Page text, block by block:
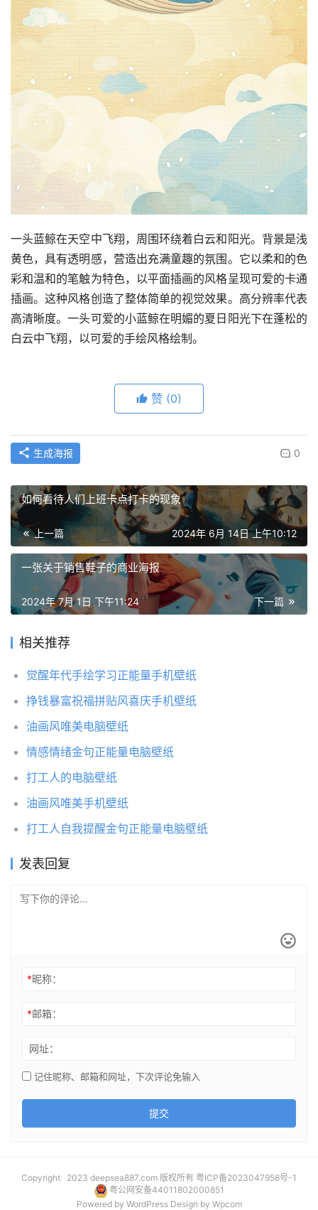
一头蓝鲸在天空中飞翔，周围环绕着白云和阳光。背景是浅
黄色，具有透明感，营造出充满童趣的氛围。它以柔和的色
彩和温和的笔触为特色，以平面插画的风格呈现可爱的卡通
插画。这种风格创造了整体简单的视觉效果。高分辨率代表
高清晰度。一头可爱的小蓝鲸在明媚的夏日阳光下在蓬松的
白云中飞翔，以可爱的手绘风格绘制。
赞 (0)
生成海报 0
如何看待人们上班卡点打卡的现象
上一篇 2024年 6月 14日 上午10:12
一张关于销售鞋子的商业海报
下一篇
2024年 7月 1日 下午11:24
相关推荐
觉醒年代手绘学习正能量手机壁纸
挣钱暴富祝福拼贴风喜庆手机壁纸
油画风唯美电脑壁纸
情感情绪金句正能量电脑壁纸
打工人的电脑壁纸
油画风唯美手机壁纸
打工人自我提醒金句正能量电脑壁纸
发表回复
*昵称：
*邮箱：
网址：
记住昵称、邮箱和网址，下次评论免输入
提交
Copyright 2023 deepsea887.com 版权所有 粤ICP备2023047958号-1
粤公网安备44011802000851
Powered by WordPressDesign by Wpcom